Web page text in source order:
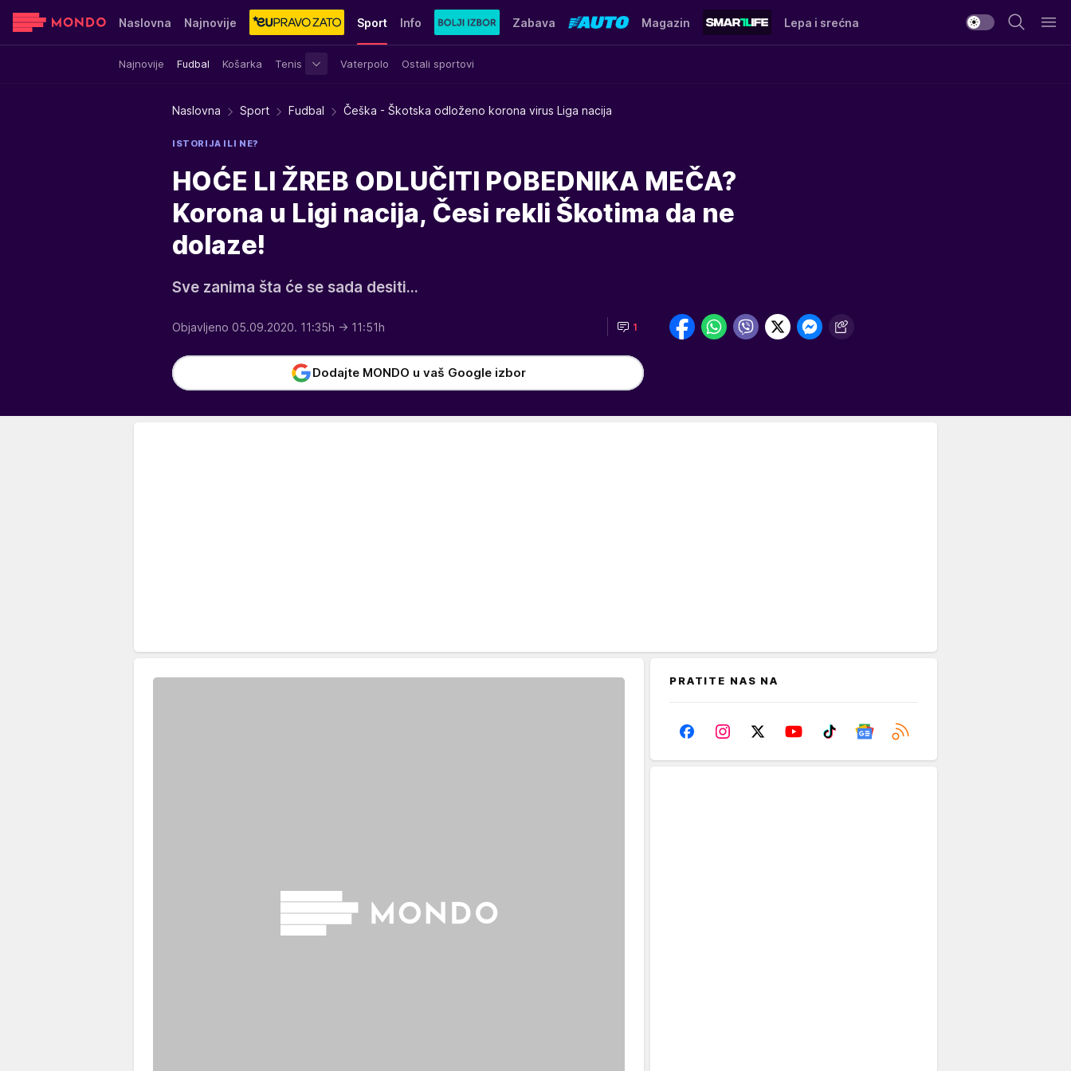
Naslovna Najnovije Sport
Najnovije Fudbal Košarka Tenis Vaterpolo Ostali sportovi
Info Zabava Magazin Lepa i srećna
Sensa Stvar ukusa Yumama
Naslovna Sport Fudbal Češka - Škotska odloženo korona virus Liga nacija
ISTORIJA ILI NE?
HOĆE LI ŽREB ODLUČITI POBEDNIKA MEČA?
Korona u Ligi nacija, Česi rekli Škotima da ne
dolaze!
Sve zanima šta će se sada desiti...
Objavljeno 05.09.2020. 11:35h → 11:51h 1
Dodajte MONDO u vaš Google izbor
PRATITE NAS NA